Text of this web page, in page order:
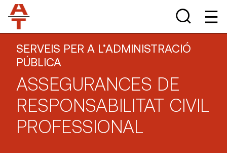
SERVEIS PER A L’ADMINISTRACIÓ
PÚBLICA
ASSEGURANCES DE
RESPONSABILITAT CIVIL
PROFESSIONAL